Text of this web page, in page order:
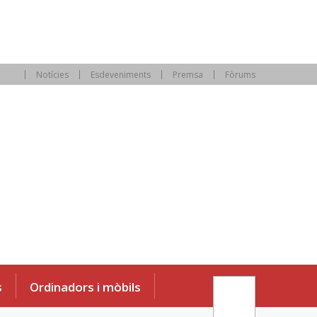
Notícies Esdeveniments Premsa Fòrums
Ordinadors i mòbils